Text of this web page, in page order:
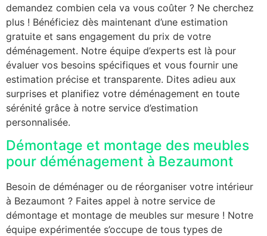
demandez combien cela va vous coûter ? Ne cherchez
plus ! Bénéficiez dès maintenant d’une estimation
gratuite et sans engagement du prix de votre
déménagement. Notre équipe d’experts est là pour
évaluer vos besoins spécifiques et vous fournir une
estimation précise et transparente. Dites adieu aux
surprises et planifiez votre déménagement en toute
sérénité grâce à notre service d’estimation
personnalisée.
Démontage et montage des meubles
pour déménagement à Bezaumont
Besoin de déménager ou de réorganiser votre intérieur
à Bezaumont ? Faites appel à notre service de
démontage et montage de meubles sur mesure ! Notre
équipe expérimentée s’occupe de tous types de